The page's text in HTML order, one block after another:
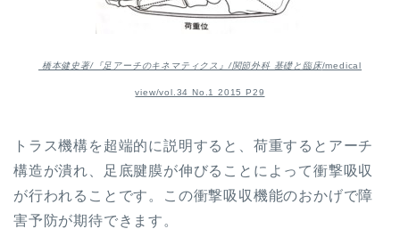
橋本健史著/『足アーチのキネマティクス』/関節外科 基礎と臨床/medical
view/vol.34 No.1 2015 P29
トラス機構を 超端的に説明すると
、荷重するとアーチ
構造が潰れ、
足底腱膜が伸びることによって衝撃吸収
が行われることです。
この衝撃吸収機能のおかげで障
害予防が期待できます。